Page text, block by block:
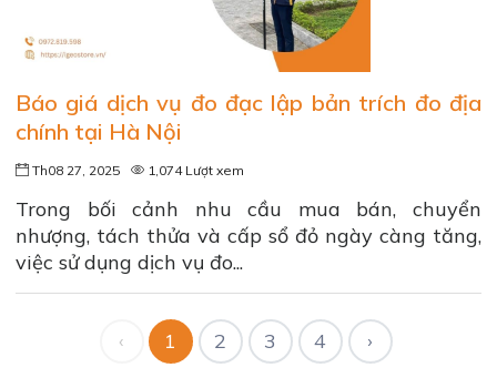
Báo giá dịch vụ đo đạc lập bản trích đo địa
chính tại Hà Nội
Th08 27, 2025 1,074 Lượt xem
Trong bối cảnh nhu cầu mua bán, chuyển
nhượng, tách thửa và cấp sổ đỏ ngày càng tăng,
việc sử dụng dịch vụ đo...
‹ 1 2 3 4 ›